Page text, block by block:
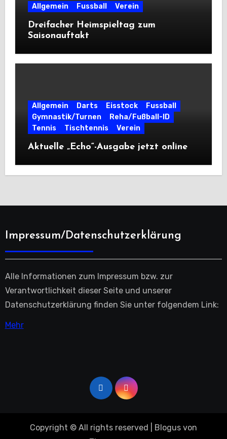
Allgemein Fussball Verein
Dreifacher Heimspieltag zum
Saisonauftakt
Allgemein Darts Eisstock
Fussball
Gymnastik/Turnen
Reha/Fußball-ID
Tennis
Tischtennis Verein
Aktuelle „Echo“-Ausgabe jetzt online
Impressum/Datenschutzerklärung
Alle Informationen zum Impressum bzw. zur
Verantwortlichkeit dieser Seite und unserer
Datenschutzerklärung finden Sie unter folgendem Link:
Mehr
Copyright © All rights reserved Blogus von